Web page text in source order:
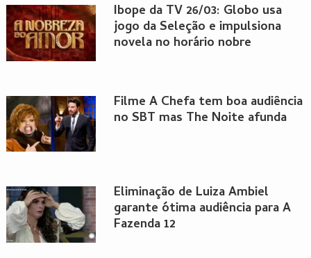
Ibope da TV 26/03: Globo usa
jogo da Seleção e impulsiona
novela no horário nobre
Filme A Chefa tem boa audiência
no SBT mas The Noite afunda
Eliminação de Luiza Ambiel
garante ótima audiência para A
Fazenda 12